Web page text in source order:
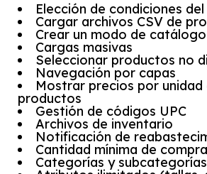
Elección de condiciones
Cargar archivos CSV de
Crear un modo de catálogo
Cargas masivas
Seleccionar productos no
Navegación por capas
Mostrar precios por unidad
productos
Gestión de códigos UPC
Archivos de inventario
Notificación de
Cantidad mínima de compra
Categorías y